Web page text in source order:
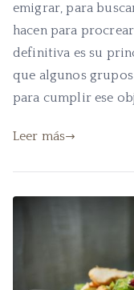
emigrar, para
hacen para
definitiva es su
que algunos
para cumplir ese
Leer más